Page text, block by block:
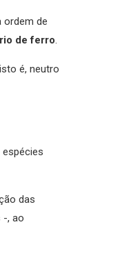
ordem de
de ferro.
é, neutro
espécies
das
-, ao